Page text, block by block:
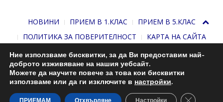
НОВИНИ ПРИЕМ В 1.КЛАС
ПРИЕМ В 5.КЛАС
ПОЛИТИКА ЗА ПОВЕРИТЕЛНОСТ
КАРТА НА САЙТА
С подкрепата наНиколай Комнев. 2013-2026
Ние използваме бисквитки, за да Ви предоставим най-
доброто изживяване на нашия уебсайт.
Можете да научите повече за това кои бисквитки
използваме или да ги изключите в настройки.
Close